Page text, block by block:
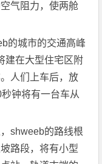
气阻力，使两舱
的城市的交通高峰
建在大型住宅区附
人们上车后，放
钟将有一台车从
shweeb的路线根
路段，将有小型